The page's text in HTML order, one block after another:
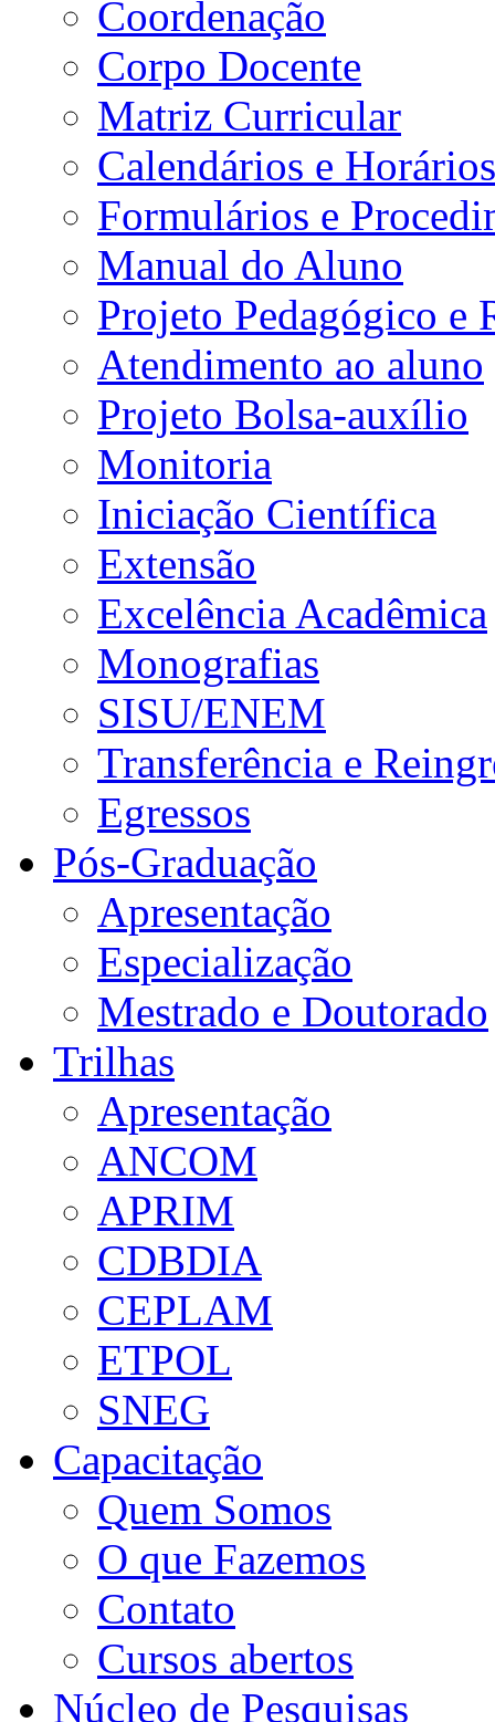
Coordenação
Corpo Docente
Matriz Curricular
Calendários e Horários
Formulários e
Manual do Aluno
Projeto Pedagógico e
Atendimento ao aluno
Projeto Bolsa-auxílio
Monitoria
Iniciação Científica
Extensão
Excelência Acadêmica
Monografias
SISU/ENEM
Transferência e
Egressos
Pós-Graduação
Apresentação
Especialização
Mestrado e Doutorado
Trilhas
Apresentação
ANCOM
APRIM
CDBDIA
CEPLAM
ETPOL
SNEG
Capacitação
Quem Somos
O que Fazemos
Contato
Cursos abertos
Núcleo de Pesquisas